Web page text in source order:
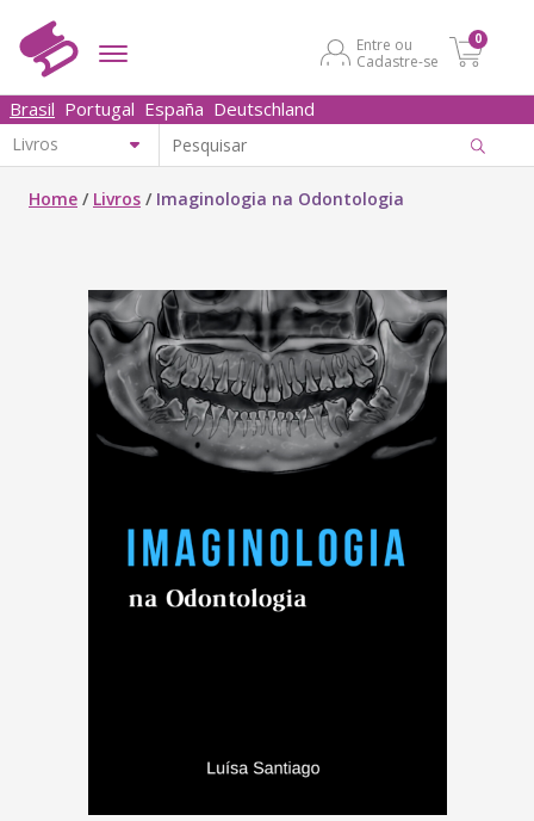
Entre ou
Cadastre-se
0
Brasil Portugal España Deutschland
Home / Livros / Imaginologia na Odontologia